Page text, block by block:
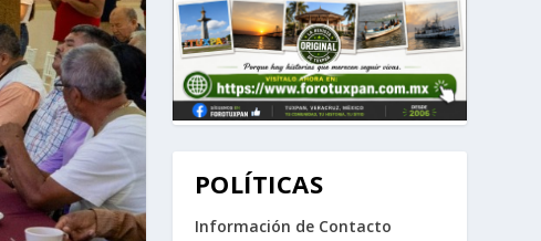
POLÍTICAS
Información de Contacto